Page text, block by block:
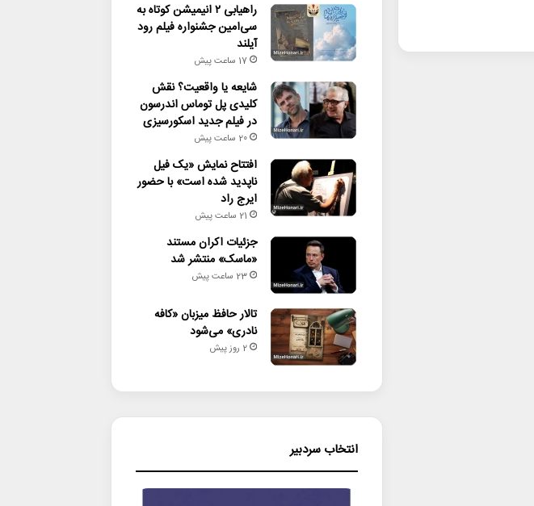
راهیابی ۲ انیمیشن کوتاه به
سی‌امین جشنواره فیلم رود
آیلند
17 ساعت پیش
شایعه یا واقعیت؟ نقش
کلیدی پل توماس اندرسون
در فیلم جدید اسکورسیزی
20 ساعت پیش
افتتاح نمایش «یک فیل
ناپدید شده است» با حضور
ایرج راد
21 ساعت پیش
جزئیات اکران مستند
«ماسک» منتشر شد
23 ساعت پیش
تالار حافظ میزبان «کافه
نادری» می‌شود
2 روز پیش
انتخاب سردبیر